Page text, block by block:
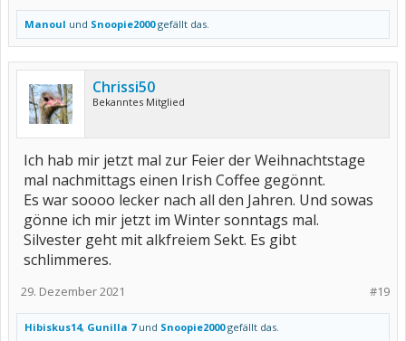
Manoul und Snoopie2000gefällt das.
Chrissi50
Bekanntes Mitglied
Ich hab mir jetzt mal zur Feier der Weihnachtstage
mal nachmittags einen Irish Coffee gegönnt.
Es war soooo lecker nach all den Jahren. Und sowas
gönne ich mir jetzt im Winter sonntags mal.
Silvester geht mit alkfreiem Sekt. Es gibt
schlimmeres.
#19
29. Dezember 2021
Hibiskus14, Gunilla 7und Snoopie2000gefällt das.